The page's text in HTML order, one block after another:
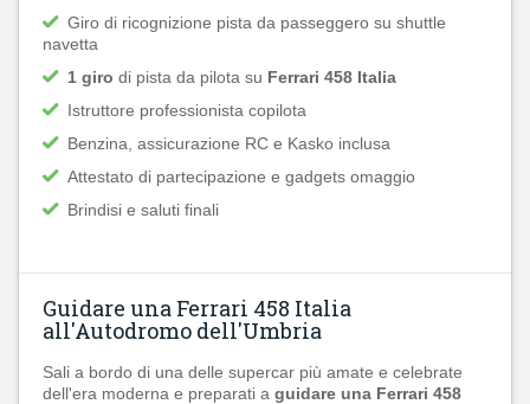
Giro di ricognizione pista da passeggero su shuttle
navetta
1 giro di pista da pilota su Ferrari 458 Italia
Istruttore professionista copilota
Benzina, assicurazione RC e Kasko inclusa
Attestato di partecipazione e gadgets omaggio
Brindisi e saluti finali
Guidare una Ferrari 458 Italia
all'Autodromo dell'Umbria
Sali a bordo di una delle supercar più amate e celebrate
dell'era moderna e preparati a guidare una Ferrari 458